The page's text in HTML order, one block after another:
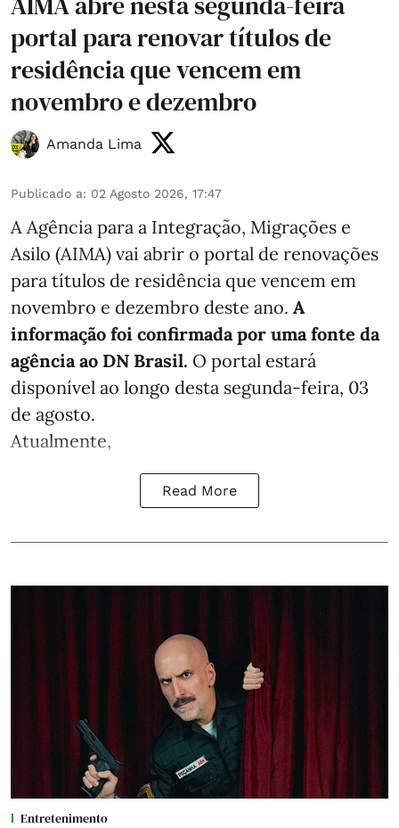
portal para renovar títulos de
residência que vencem em
novembro e dezembro
Amanda Lima
Publicado a: 02 Agosto 2026, 17:47
A Agência para a Integração, Migrações e
Asilo (AIMA) vai abrir o portal de renovações
para títulos de residência que vencem em
novembro e dezembro deste ano. A
informação foi confirmada por uma fonte da
agência ao DN Brasil. O portal estará
disponível ao longo desta segunda-feira, 03
de agosto.
Atualmente,
Read More
Entretenimento